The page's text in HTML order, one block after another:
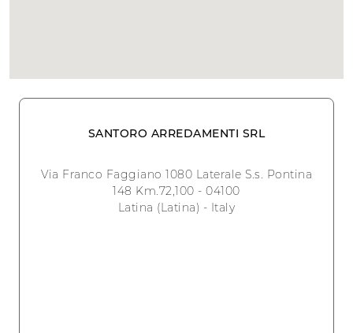
SANTORO ARREDAMENTI SRL
Via Franco Faggiano 1080 Laterale S.s. Pontina
148 Km.72,100 - 04100
Latina (Latina) - Italy